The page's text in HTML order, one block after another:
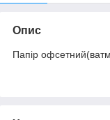
Опис
Папір